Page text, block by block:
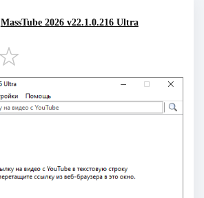
MassTube 2026 v22.1.0.216 Ultra